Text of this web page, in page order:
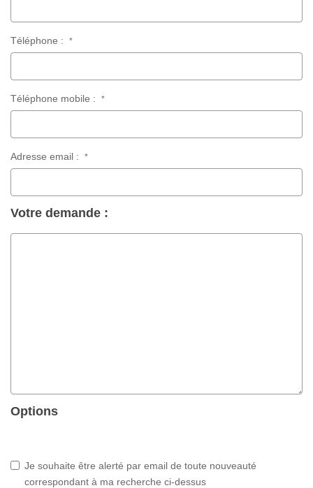
Téléphone : *
Téléphone mobile : *
Adresse email : *
Votre demande :
Options
Je souhaite être alerté par email de toute nouveauté
correspondant à ma recherche ci-dessus